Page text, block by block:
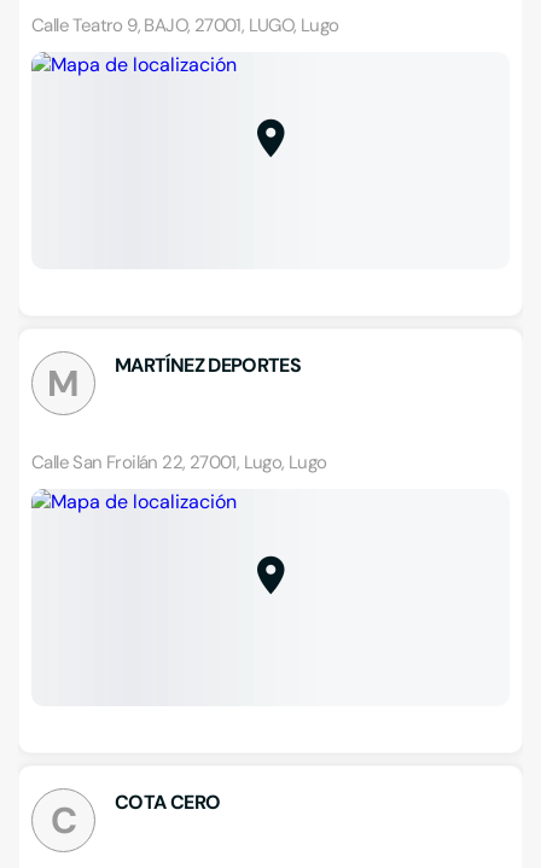
Calle Teatro 9, BAJO, 27001, LUGO, Lugo
M MARTÍNEZ DEPORTES
Calle San Froilán 22, 27001, Lugo, Lugo
C COTA CERO